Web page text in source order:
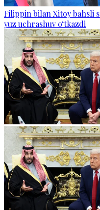
Filippin bilan Xitoy bahsli
yuz uchrashuv o‘tkazdi